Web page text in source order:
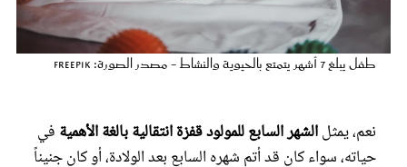
طفل يبلغ 7 أشهر يتمتع بالحيوية والنشاط - مصدر الصورة: Freepik
نعم، يمثلالشهر السابع للمولود قفزة انتقالية بالغة الأهمية في
حياته، سواء كان قد أتم شهره السابع بعد الولادة، أو كان جنيناً